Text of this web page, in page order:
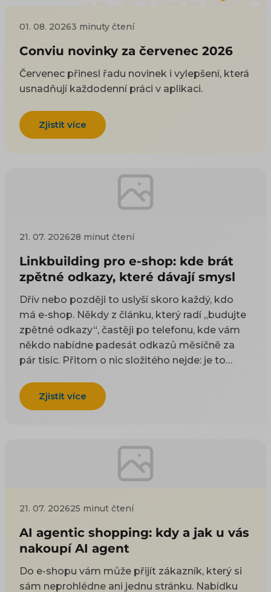
01. 08. 20263 minuty čtení
Conviu novinky za červenec 2026
Červenec přinesl řadu novinek i vylepšení, která
usnadňují každodenní práci v aplikaci.
Zjistit více
21. 07. 202628 minut čtení
Linkbuilding pro e-shop: kde brát
zpětné odkazy, které dávají smysl
Dřív nebo později to uslyší skoro každý, kdo
má e-shop. Někdy z článku, který radí „budujte
zpětné odkazy“, častěji po telefonu, kde vám
někdo nabídne padesát odkazů měsíčně za
pár tisíc. Přitom o nic složitého nejde: je to
odkazy odjakživa bere jako doporučení — čím
víc důvěryhodných webů na vás ukazuje, tím
si to začnete zjišťovat, najdete dva druhy rad a
ani jeden vám nepomůže. Návody psané pro
blogery poradí, ať napíšete skvělý článek, na
neprodáváte články, ale kotle nebo dětské
boty. Nabídky agentur zase prodávají balíček
odkazů, u kterých se nedozvíte, odkud se
vezmou ani co udělají. Tenhle text jde třetí
cestou. Nejdřív odpoví na otázku, kterou
většina návodů přeskočí — jestli odkazy vůbec
Zjistit více
21. 07. 202625 minut čtení
AI agentic shopping: kdy a jak u vás
nakoupí AI agent
Do e-shopu vám může přijít zákazník, který si
sám neprohlédne ani jednu stránku. Nabídku